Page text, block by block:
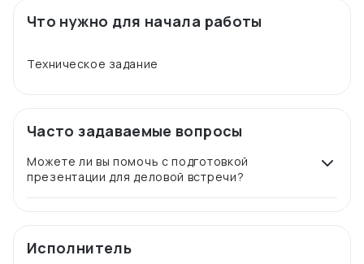
Что нужно для начала работы
Часто задаваемые вопросы
Можете ли вы помочь с подготовкой
презентации для деловой встречи?
Исполнитель